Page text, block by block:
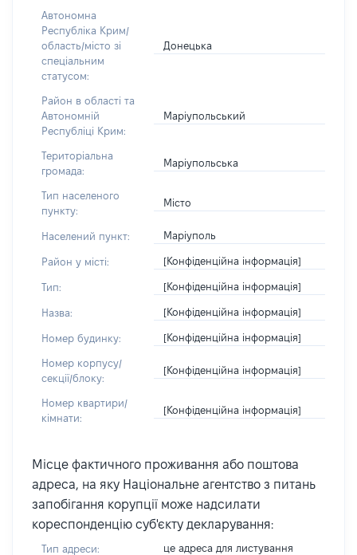
Автономна
Республіка Крим/
область/місто зі
спеціальним
статусом:
Донецька
Район в області та
Автономній
Республіці Крим:
Маріупольський
Територіальна
громада:
Маріупольська
Тип населеного
пункту:
Місто
Населений пункт: Маріуполь
Район у місті: [Конфіденційна інформація]
Тип: [Конфіденційна інформація]
Назва: [Конфіденційна інформація]
Номер будинку: [Конфіденційна інформація]
Номер корпусу/
секції/блоку:
[Конфіденційна інформація]
Номер квартири/
кімнати:
[Конфіденційна інформація]
Місце фактичного проживання або поштова
адреса, на яку Національне агентство з питань
запобігання корупції може надсилати
кореспонденцію суб'єкту декларування:
Тип адреси: це адреса для листування